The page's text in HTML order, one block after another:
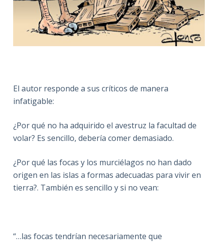
El autor responde a sus críticos de manera
infatigable:
¿Por qué no ha adquirido el avestruz la facultad de
volar? Es sencillo, debería comer demasiado.
¿Por qué las focas y los murciélagos no han dado
origen en las islas a formas adecuadas para vivir en
tierra?. También es sencillo y si no vean:
“…las focas tendrían necesariamente que